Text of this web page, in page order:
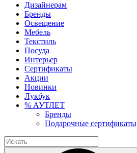
Дизайнерам
Бренды
Освещение
Мебель
Текстиль
Посуда
Интерьер
Сертификаты
Акции
Новинки
Лукбук
% АУТЛЕТ
Бренды
Подарочные сертификаты